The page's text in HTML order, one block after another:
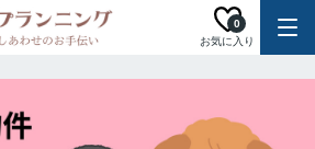
お気に入り
0